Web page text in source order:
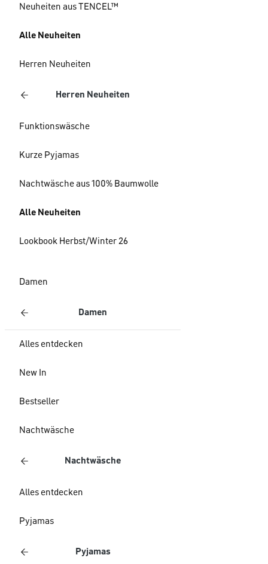
Neuheiten aus TENCEL™
Alle Neuheiten
Herren Neuheiten
Herren Neuheiten
Funktionswäsche
Kurze Pyjamas
Nachtwäsche aus 100% Baumwolle
Alle Neuheiten
Lookbook Herbst/Winter 26
Damen
Damen
Alles entdecken
New In
Bestseller
Nachtwäsche
Nachtwäsche
Alles entdecken
Pyjamas
Pyjamas